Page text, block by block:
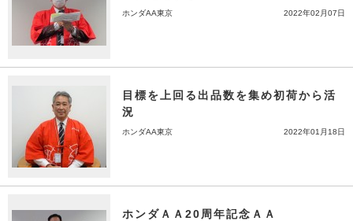
ホンダAA東京 2022年02月07日
目標を上回る出品数を集め初荷から活
況
ホンダAA東京 2022年01月18日
ホンダＡＡ20周年記念ＡＡ